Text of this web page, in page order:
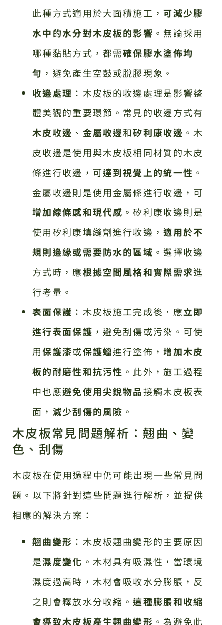
此種方式適用於大面積施工，可減少膠
水中的水分對木皮板的影響 。無論採用
哪種黏貼方式，都需確保膠水塗佈均
勻 ，避免產生空鼓或脫膠現象。
收邊處理 ：木皮板的收邊處理是影響整
體美觀的重要環節。常見的收邊方式有
木皮收邊 、 金屬收邊和矽利康收邊 。木
皮收邊是使用與木皮板相同材質的木皮
條進行收邊，可達到視覺上的統一性 。
金屬收邊則是使用金屬條進行收邊，可
增加線條感和現代感 。矽利康收邊則是
使用矽利康填縫劑進行收邊，適用於不
規則邊緣或需要防水的區域 。選擇收邊
方式時，應根據空間風格和實際需求進
行考量。
表面保護 ：木皮板施工完成後，應立即
進行表面保護 ，避免刮傷或污染。可使
用保護漆或保護蠟進行塗佈，增加木皮
板的耐磨性和抗污性 。此外，施工過程
中也應避免使用尖銳物品接觸木皮板表
面， 減少刮傷的風險 。
木皮板常見問題解析：翹曲、變
色、刮傷
木皮板在使用過程中仍可能出現一些常見問
題。以下將針對這些問題進行解析，並提供
相應的解決方案：
翹曲變形 ：木皮板翹曲變形的主要原因
是濕度變化 。木材具有吸濕性，當環境
濕度過高時，木材會吸收水分膨脹，反
之則會釋放水分收縮。這種膨脹和收縮
會導致木皮板產生翹曲變形 。為避免此